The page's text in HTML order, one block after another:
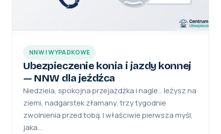
NNW I WYPADKOWE
Ubezpieczenie konia i jazdy konnej
— NNW dla jeźdźca
Niedziela, spokojna przejażdżka i nagle… leżysz na
ziemi, nadgarstek złamany, trzy tygodnie
zwolnienia przed tobą. I właściwie pierwsza myśl,
jaka…